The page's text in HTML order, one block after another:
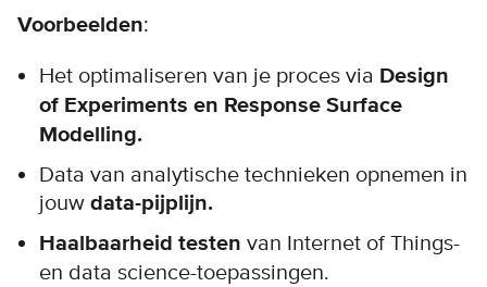
Voorbeelden:
Het optimaliseren van je proces via Design
of Experiments en Response Surface
Modelling.
Data van analytische technieken opnemen in
jouw data-pijplijn.
Haalbaarheid testen van Internet of Things-
en data science-toepassingen.